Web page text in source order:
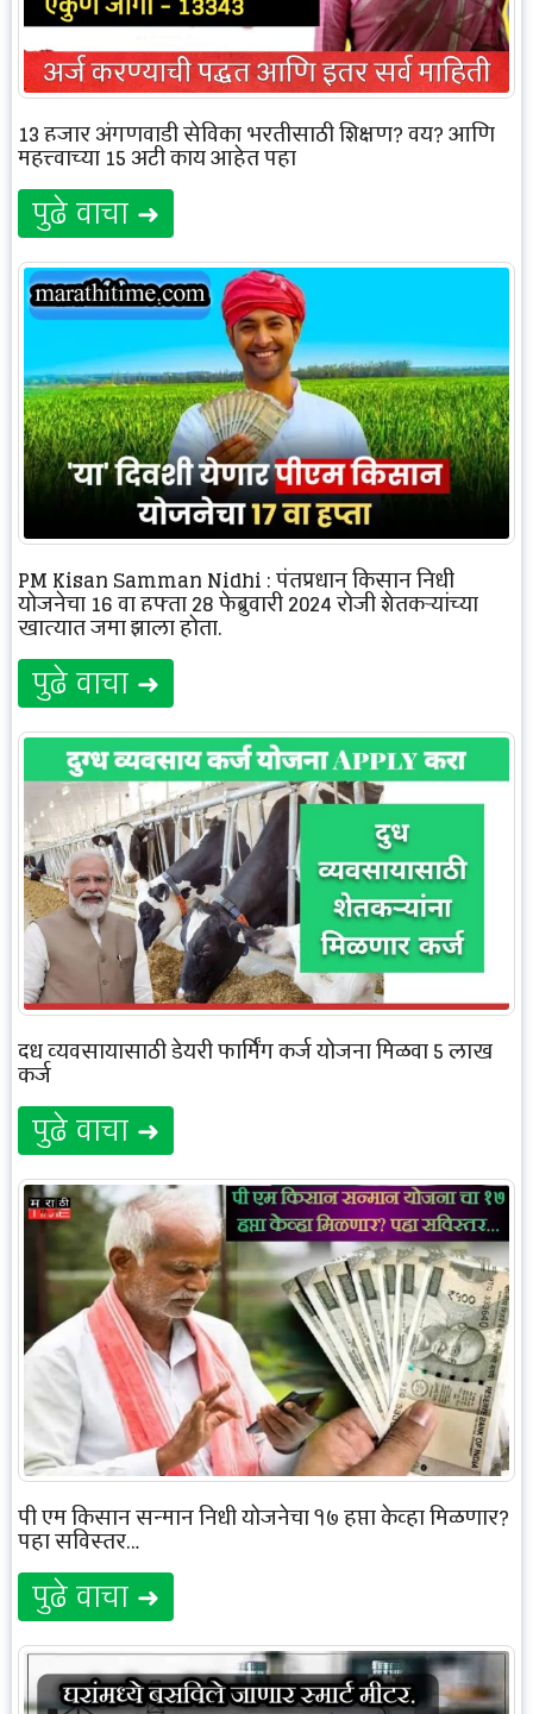
13 हजार अंगणवाडी सेविका भरतीसाठी शिक्षण? वय? आणि
महत्त्वाच्या 15 अटी काय आहेत पहा
पुढे वाचा ➜
PM Kisan Samman Nidhi : पंतप्रधान किसान निधी
योजनेचा 16 वा हफ्ता 28 फेब्रुवारी 2024 रोजी शेतकऱ्यांच्या
खात्यात जमा झाला होता.
पुढे वाचा ➜
दूध व्यवसायासाठी डेयरी फार्मिंग कर्ज योजना मिळवा 5 लाख
कर्ज
पुढे वाचा ➜
पी एम किसान सन्मान निधी योजनेचा १७ हप्ता केव्हा मिळणार?
पहा सविस्तर…
पुढे वाचा ➜